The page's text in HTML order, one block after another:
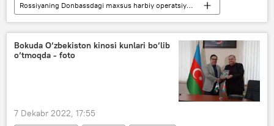
Rossiyaning Donbassdagi maxsus harbiy operatsiyasi
Ukraina
Donbass
Donesk xalq respublikasi (DXR)
samolyot
Rossiya
Bokuda O‘zbekiston kinosi kunlari bo‘lib
o‘tmoqda - foto
7 Dekabr 2022, 17:55